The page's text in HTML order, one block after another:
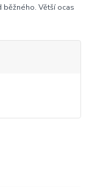
Větší ocas